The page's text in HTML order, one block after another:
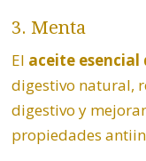
3. Menta
El aceite esencial
digestivo natural,
digestivo y
propiedades